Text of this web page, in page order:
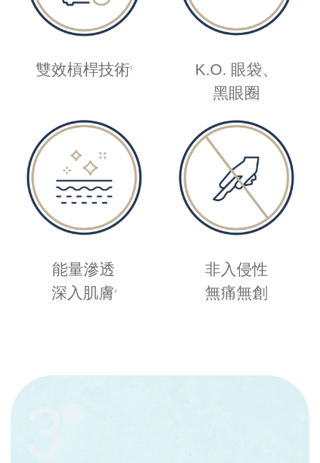
雙效槓桿技術3
K.O. 眼袋、
黑眼圈
能量滲透
深入肌膚3
非入侵性
無痛無創